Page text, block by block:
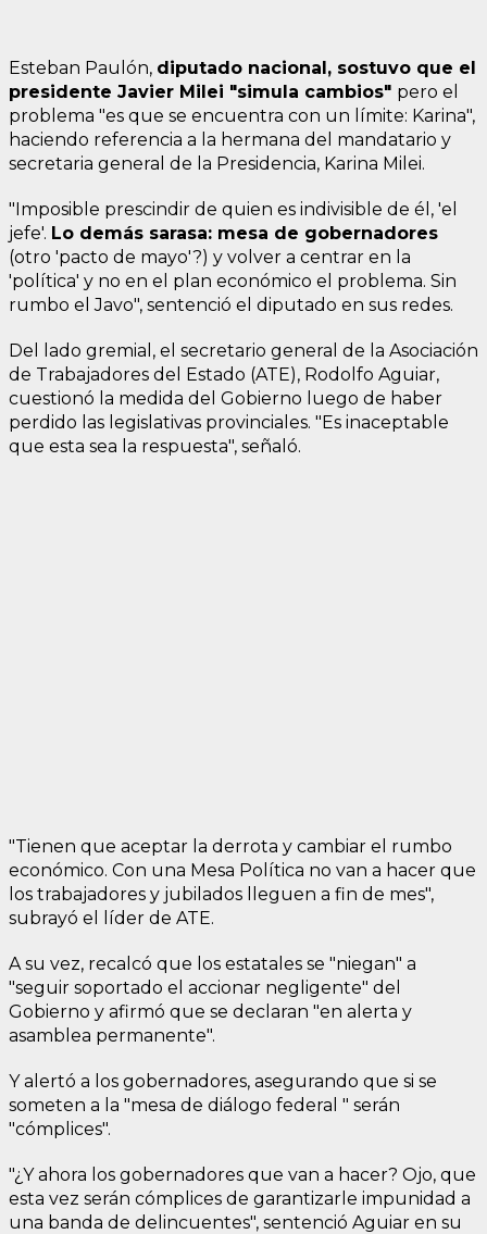
Esteban Paulón, diputado nacional, sostuvo que el
presidente Javier Milei "simula cambios" pero el
problema "es que se encuentra con un límite: Karina",
haciendo referencia a la hermana del mandatario y
secretaria general de la Presidencia, Karina Milei.
"Imposible prescindir de quien es indivisible de él, 'el
jefe'. Lo demás sarasa: mesa de gobernadores
(otro 'pacto de mayo'?) y volver a centrar en la
'política' y no en el plan económico el problema. Sin
rumbo el Javo", sentenció el diputado en sus redes.
Del lado gremial, el secretario general de la Asociación
de Trabajadores del Estado (ATE), Rodolfo Aguiar,
cuestionó la medida del Gobierno luego de haber
perdido las legislativas provinciales. "Es inaceptable
que esta sea la respuesta", señaló.
"Tienen que aceptar la derrota y cambiar el rumbo
económico. Con una Mesa Política no van a hacer que
los trabajadores y jubilados lleguen a fin de mes",
subrayó el líder de ATE.
A su vez, recalcó que los estatales se "niegan" a
"seguir soportado el accionar negligente" del
Gobierno y afirmó que se declaran "en alerta y
asamblea permanente".
Y alertó a los gobernadores, asegurando que si se
someten a la "mesa de diálogo federal " serán
"cómplices".
"¿Y ahora los gobernadores que van a hacer? Ojo, que
esta vez serán cómplices de garantizarle impunidad a
una banda de delincuentes", sentenció Aguiar en su